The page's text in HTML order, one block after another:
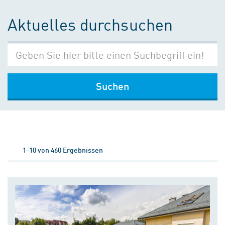
Aktuelles durchsuchen
Suchen
1-10 von 460 Ergebnissen